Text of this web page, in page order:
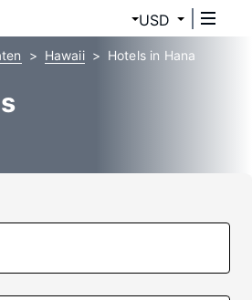
USD
Hawaii Hotels in Hana